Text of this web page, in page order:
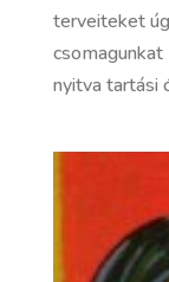
terveiteket
nyitva tartási